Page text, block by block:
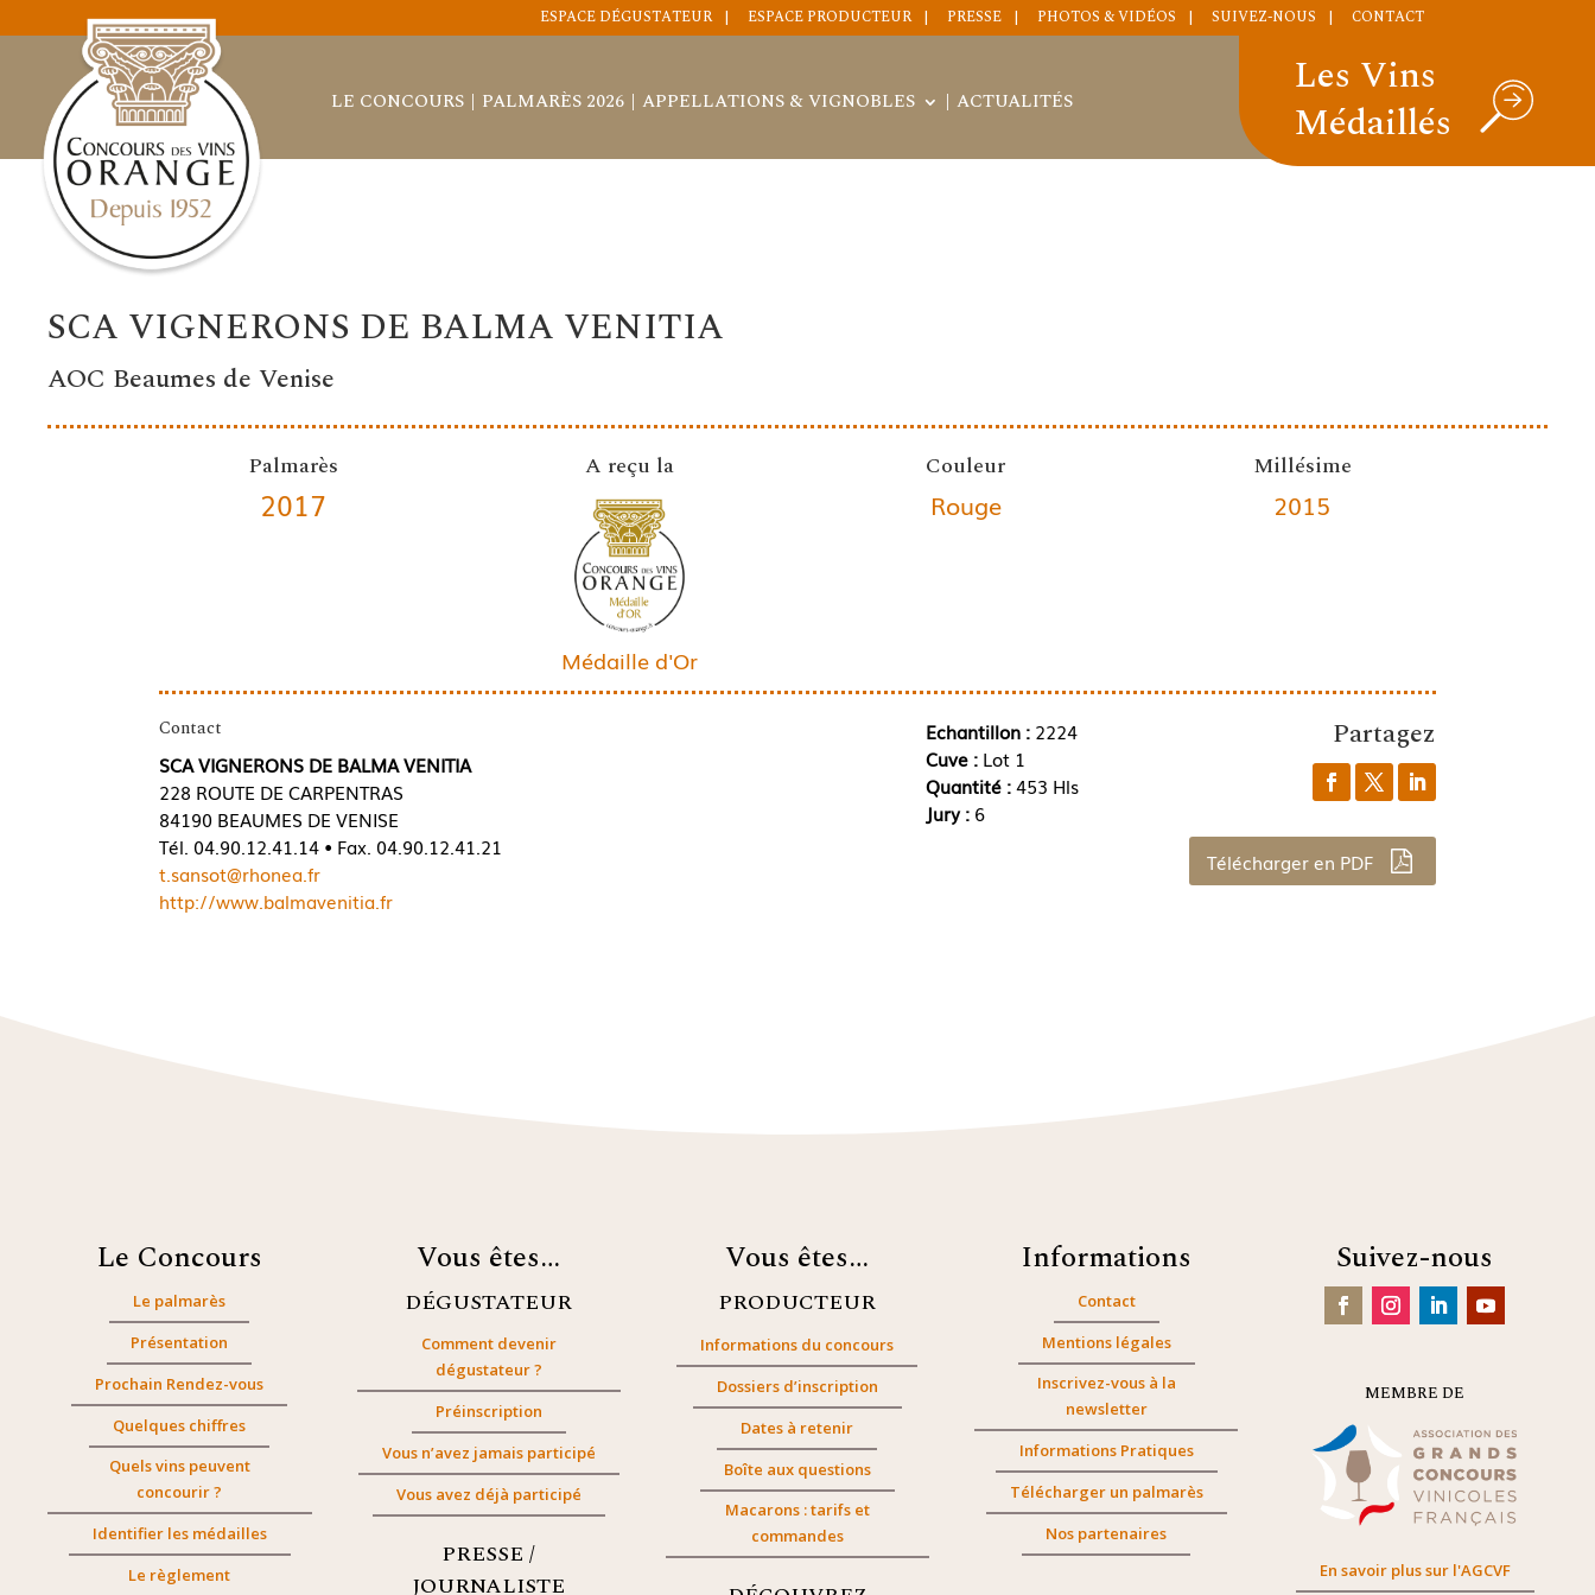
ESPACE DÉGUSTATEUR ESPACE PRODUCTEUR PRESSE PHOTOS & VIDÉOS SUIVEZ-NOUS CONTACT
LE CONCOURS PALMARÈS 2026 APPELLATIONS & VIGNOBLES ACTUALITÉS
Les Vins
Médaillés
SCA VIGNERONS DE BALMA VENITIA
AOC Beaumes de Venise
Palmarès
2017
A reçu la
Médaille d'Or
Couleur
Rouge
Millésime
2015
Contact
SCA VIGNERONS DE BALMA VENITIA
228 ROUTE DE CARPENTRAS
84190 BEAUMES DE VENISE
Tél. 04.90.12.41.14 • Fax. 04.90.12.41.21
t.sansot@rhonea.fr
http://www.balmavenitia.fr
Echantillon :2224
Cuve : Lot 1
Quantité :453 Hls
Jury : 6
Partagez
Télécharger en PDF
Le Concours
Le palmarès
Présentation
Prochain Rendez-vous
Quelques chiffres
Quels vins peuvent
concourir ?
Identifier les médailles
Le règlement
Vous êtes…
DÉGUSTATEUR
Comment devenir
dégustateur ?
Préinscription
Vous n’avez jamais participé
Vous avez déjà participé
PRESSE /
JOURNALISTE
Vous êtes…
PRODUCTEUR
Informations du concours
Dossiers d’inscription
Dates à retenir
Boîte aux questions
Macarons : tarifs et
commandes
Informations
Contact
Mentions légales
Inscrivez-vous à la
newsletter
Informations Pratiques
Télécharger un palmarès
Nos partenaires
Suivez-nous
MEMBRE DE
En savoir plus sur l'AGCVF